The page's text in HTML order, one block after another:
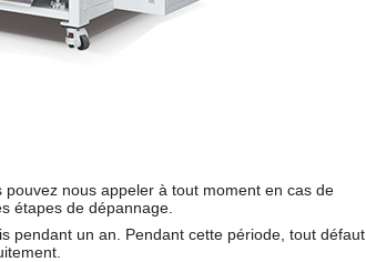
pouvez nous appeler à tout moment en cas de
étapes de dépannage.
pendant un an. Pendant cette période, tout défaut